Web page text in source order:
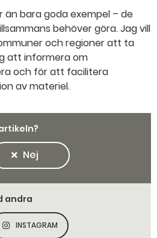
än bara goda exempel – de
behöver göra. Jag vill
och regioner att ta
att informera om
och för att facilitera
av materiel.
Nej
andra
DELA SIDAN PÅ
INSTAGRAM